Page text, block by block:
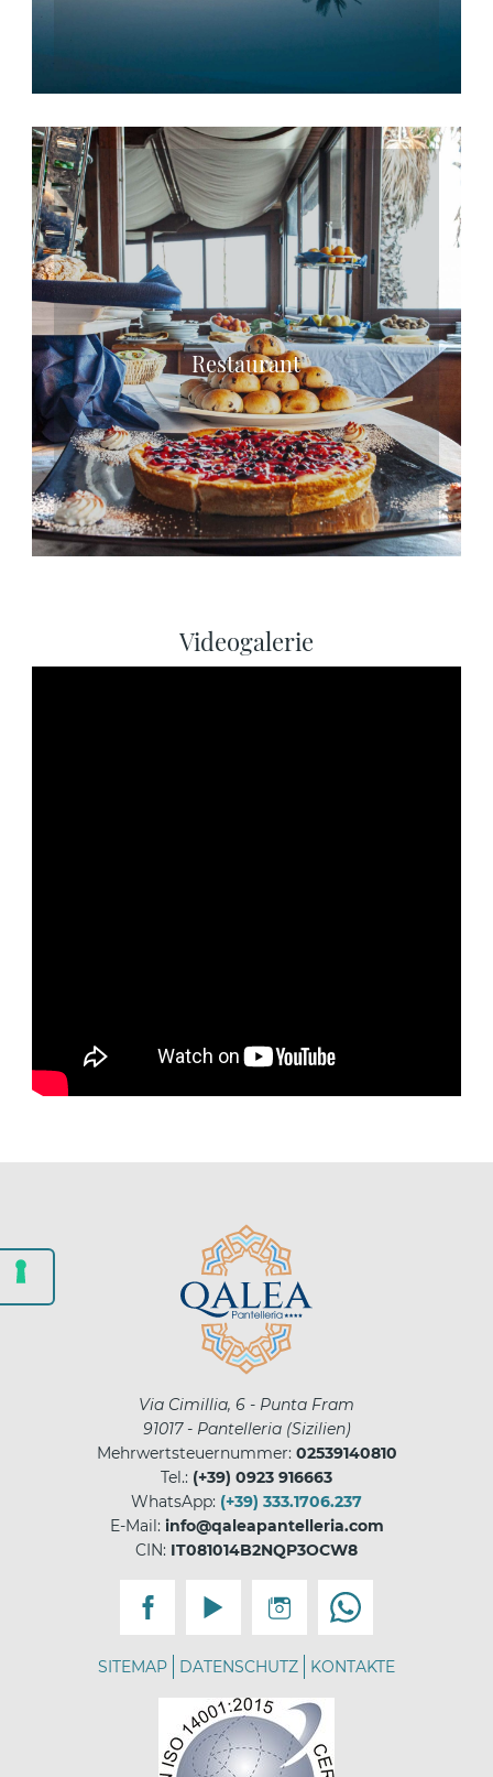
Restaurant
Videogalerie
Via Cimillia, 6 - Punta Fram
91017- Pantelleria(Sizilien)
Mehrwertsteuernummer: 02539140810
Tel.: (+39) 0923 916663
WhatsApp: (+39) 333.1706.237
E-Mail: info@qaleapantelleria.com
CIN: IT081014B2NQP3OCW8
SITEMAP DATENSCHUTZ KONTAKTE